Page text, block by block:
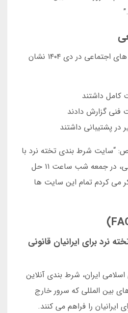
بررسی ۴۵۰ نظر در شبکه های اجتماعی در دی ۱۴۰۴ نشان
“سایت شرط بندی تخته نرد با
پشتیبانی ۲۴ ساعته فارسی، در جمعه شب ساعت ۱۱ حل
می کردم تمام این سایت ها
نرد برای ایرانیان قانونی
ایران، شرط بندی آنلاین
بین المللی که سرور خارج
ایرانیان را فراهم می کنند.